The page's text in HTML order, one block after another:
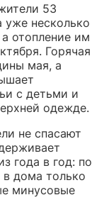
53
несколько
отопление им
Горячая
мая, а
с детьми и
одежде.
не спасают
года в год: по
в дома только
минусовые